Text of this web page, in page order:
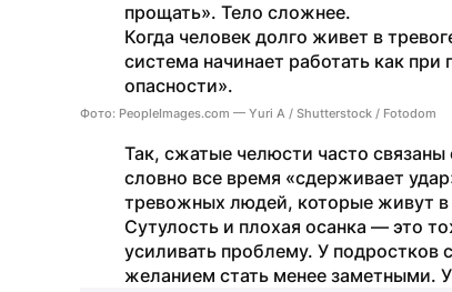
прощать». Тело сложнее.
Когда человек долго живет в
система начинает работать как при
опасности».
Фото: PeopleImages.com — Yuri A / Shutterstock / Fotodom
Так, сжатые челюсти часто
словно все время «сдерживает
тревожных людей, которые живут
Сутулость и плохая осанка — это
усиливать проблему. У подростков
желанием стать менее заметными.